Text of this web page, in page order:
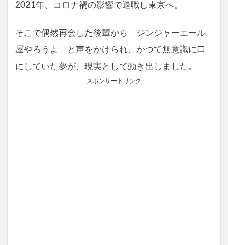
2021年、コロナ禍の影響で退職し東京へ。
そこで偶然再会した後輩から「ジンジャーエール
屋やろうよ」と声をかけられ、かつて無意識に口
にしていた夢が、現実として動き出しました。
スポンサードリンク